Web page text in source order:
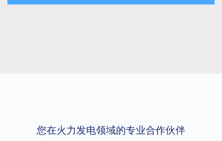
您在火力发电领域的专业合作伙伴